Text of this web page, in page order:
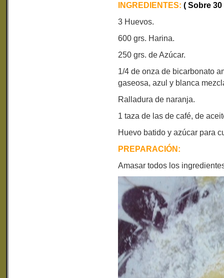
INGREDIENTES: ( Sobre
3 Huevos.
600 grs. Harina.
250 grs. de Azúcar.
1/4 de onza de bicarbonato
gaseosa, azul y blanca
Ralladura de naranja.
1 taza de las de café, de
Huevo batido y azúcar para
PREPARACIÓN:
Amasar todos los